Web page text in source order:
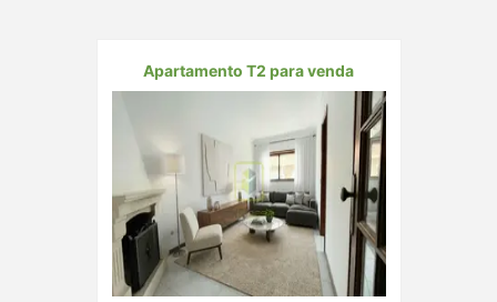
Apartamento T2 para venda